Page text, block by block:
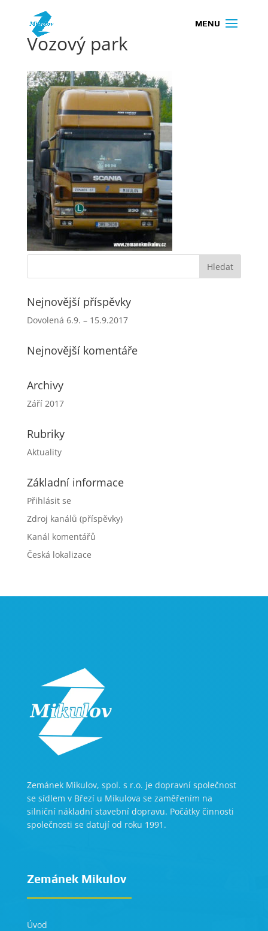
Vozový park
Nejnovější příspěvky
Dovolená 6.9. – 15.9.2017
Nejnovější komentáře
Archivy
Září 2017
Rubriky
Aktuality
Základní informace
Přihlásit se
Zdroj kanálů (příspěvky)
Kanál komentářů
Česká lokalizace
Zemánek Mikulov, spol. s r.o. je dopravní společnost
se sídlem v Březí u Mikulova se zaměřením na
silniční nákladní stavební dopravu. Počátky činnosti
společnosti se datují od roku 1991.
Zemánek Mikulov
Úvod